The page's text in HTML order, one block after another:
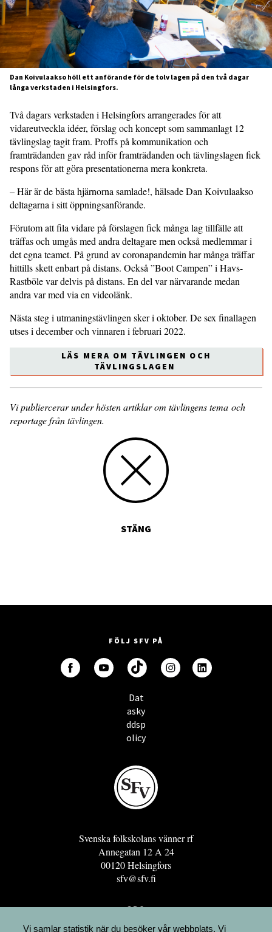
Dan Koivulaakso höll ett anförande för de tolv lagen på den två dagar
långa verkstaden i Helsingfors.
Två dagars verkstaden i Helsingfors arrangerades för att
vidareutveckla idéer, förslag och koncept som sammanlagt 12
tävlingslag tagit fram. Proffs på kommunikation och
framträdanden gav råd inför framträdanden och tävlingslagen fick
respons för att göra presentationerna mera konkreta.
– Här är de bästa hjärnorna samlade!, hälsade Dan Koivulaakso
deltagarna i sitt öppningsanförande.
Förutom att fila vidare på förslagen fick många lag tillfälle att
träffas och umgås med andra deltagare men också medlemmar i
det egna teamet. På grund av coronapandemin har många träffar
hittills skett enbart på distans. Också ”Boot Campen” i Havs-
Rastböle var delvis på distans. En del var närvarande medan
andra var med via en videolänk.
Nästa steg i utmaningstävlingen sker i oktober. De sex finallagen
utses i december och vinnaren i februari 2022.
LÄS MERA OM TÄVLINGEN OCH
TÄVLINGSLAGEN
Vi publiercerar under hösten artiklar om tävlingens tema och
reportage från tävlingen.
STÄNG
FÖLJ SFV PÅ
Dat
asky
ddsp
olicy
Svenska folkskolans vänner rf
Annegatan 12 A 24
00120 Helsingfors
sfv@sfv.fi
GRO
FÖRENINGSRESURSEN
Vi samlar statistik när du besöker vår webbplats. Vi